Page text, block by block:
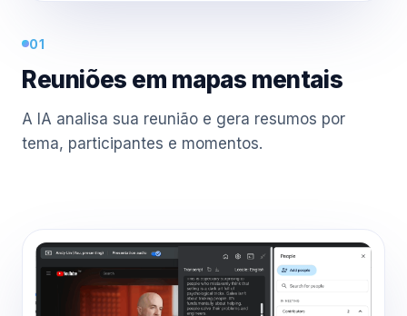
01
Reuniões em mapas mentais
A IA analisa sua reunião e gera resumos por
tema, participantes e momentos.